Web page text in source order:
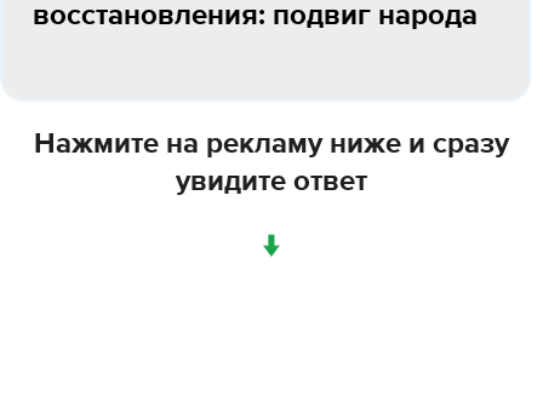
восстановления: подвиг народа
Нажмите на рекламу ниже и сразу
увидите ответ
↓